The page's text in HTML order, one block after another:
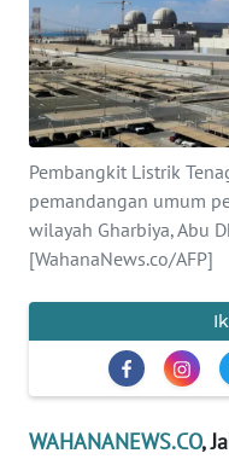
Pembangkit Listrik
pemandangan umum
wilayah Gharbiya, Abu
[WahanaNews.co/AFP]
WAHANANEWS.CO,
KESEHATAN
INTERNASIONAL
SERBA-SERBI
PENDIDIKAN